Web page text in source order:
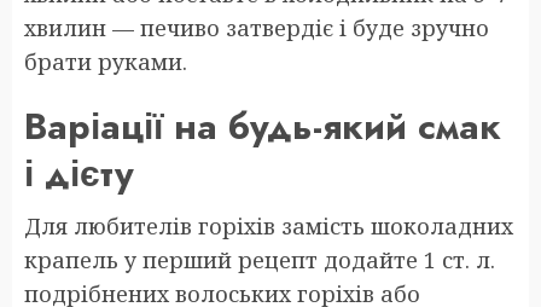
хвилин — печиво затвердіє і буде зручно
брати руками.
Варіації на будь-який смак
і дієту
Для любителів горіхів замість шоколадних
крапель у перший рецепт додайте 1 ст. л.
подрібнених волоських горіхів або